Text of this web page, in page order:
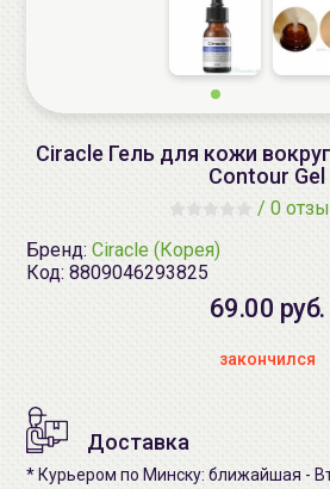
Ciracle Гель для кожи
Contour Gel
/ 0
Бренд: Ciracle (Корея)
Код: 8809046293825
69.00 руб.
закончился
Доставка
* Курьером по Минску: ближайшая -